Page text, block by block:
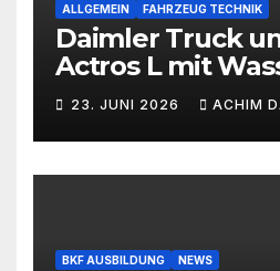
ALLGEMEIN FAHRZEUG TECHNIK
Daimler Truck
Actros L mit
23. JUNI 2026 ACHIM
BKF AUSBILDUNG NEWS